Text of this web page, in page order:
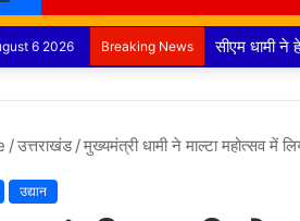
6 2026 Breaking News बिना रुके, बिना
/उत्तराखंड /मुख्यमंत्री धामी ने माल्टा महोत्सव में
उद्यान